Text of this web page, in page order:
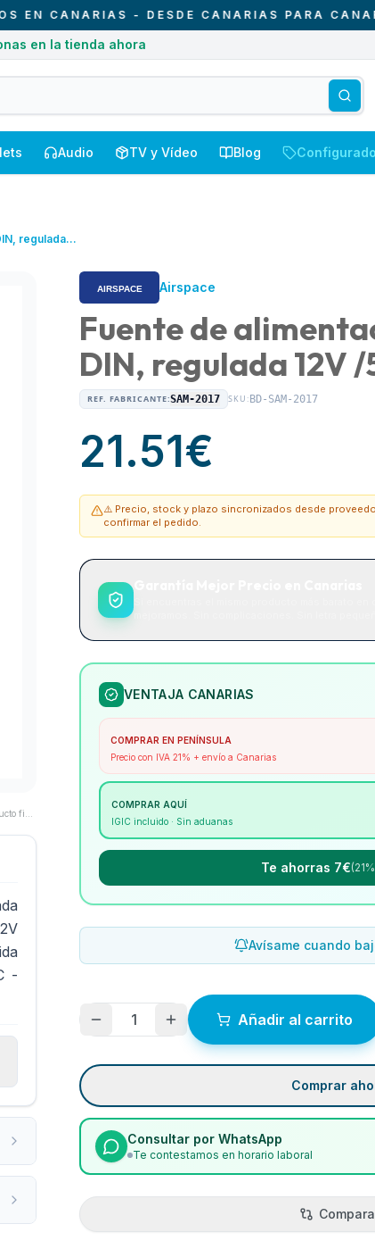
- DESDE CANARIAS PARA CANARIAS
hoy en Canarias
Audio TV y Vídeo Blog
regulada
-
Airspace
Fuente de
DIN, regulada 12V
REF. FABRICANTE:SAM-2017 SKU: BD-SAM-2017
21.51€
⚠️ Precio, stock y plazo sincronizados desde
confirmar el pedido.
VENTAJA CANARIAS
COMPRAR EN PENÍNSULA
Precio con IVA 21% + envío a Canarias
COMPRAR AQUÍ
IGIC incluido · Sin aduanas
Te ahorras 7€
Avísame cuando
1 Añadir al carrito
Comprar
Consultar por WhatsApp
Te contestamos en horario laboral